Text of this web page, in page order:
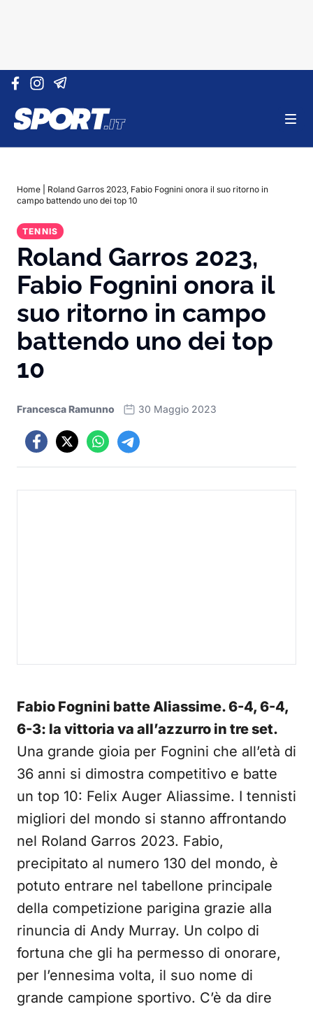
Vai al contenuto
Home
Roland Garros 2023, Fabio Fognini onora il suo ritorno in
campo battendo uno dei top 10
TENNIS
Roland Garros 2023,
Fabio Fognini onora il
suo ritorno in campo
battendo uno dei top
10
Francesca Ramunno 30 Maggio 2023
Fabio Fognini batte Aliassime. 6-4, 6-4,
6-3: la vittoria va all’azzurro in tre set.
Una grande gioia per Fognini che all’età di
36 anni si dimostra competitivo e batte
un top 10: Felix Auger Aliassime. I tennisti
migliori del mondo si stanno affrontando
nel Roland Garros 2023. Fabio,
precipitato al numero 130 del mondo, è
potuto entrare nel tabellone principale
della competizione parigina grazie alla
rinuncia di Andy Murray. Un colpo di
fortuna che gli ha permesso di onorare,
per l’ennesima volta, il suo nome di
grande campione sportivo. C’è da dire